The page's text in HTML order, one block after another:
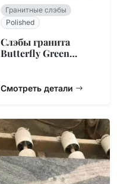
Гранитные слэбы
Polished
Слэбы гранита
Butterfly Green
Смотреть детали